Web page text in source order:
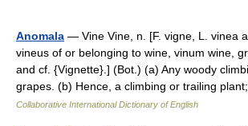
Anomala — Vine Vine, n. [F. vigne, L. vinea
vineus of or belonging to wine, vinum wine,
and cf. {Vignette}.] (Bot.) (a) Any woody
grapes. (b) Hence, a climbing or trailing
Collaborative International Dictionary of English